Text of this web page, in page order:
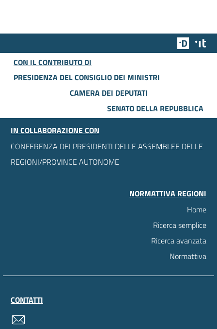
Team
CON IL CONTRIBUTO DI
PRESIDENZA DEL CONSIGLIO DEI MINISTRI
CAMERA DEI DEPUTATI
SENATO DELLA REPUBBLICA
IN COLLABORAZIONE CON
CONFERENZA DEI PRESIDENTI DELLE ASSEMBLEE DELLE
REGIONI/PROVINCE AUTONOME
NORMATTIVA REGIONI
Home
Ricerca semplice
Ricerca avanzata
Normattiva
CONTATTI